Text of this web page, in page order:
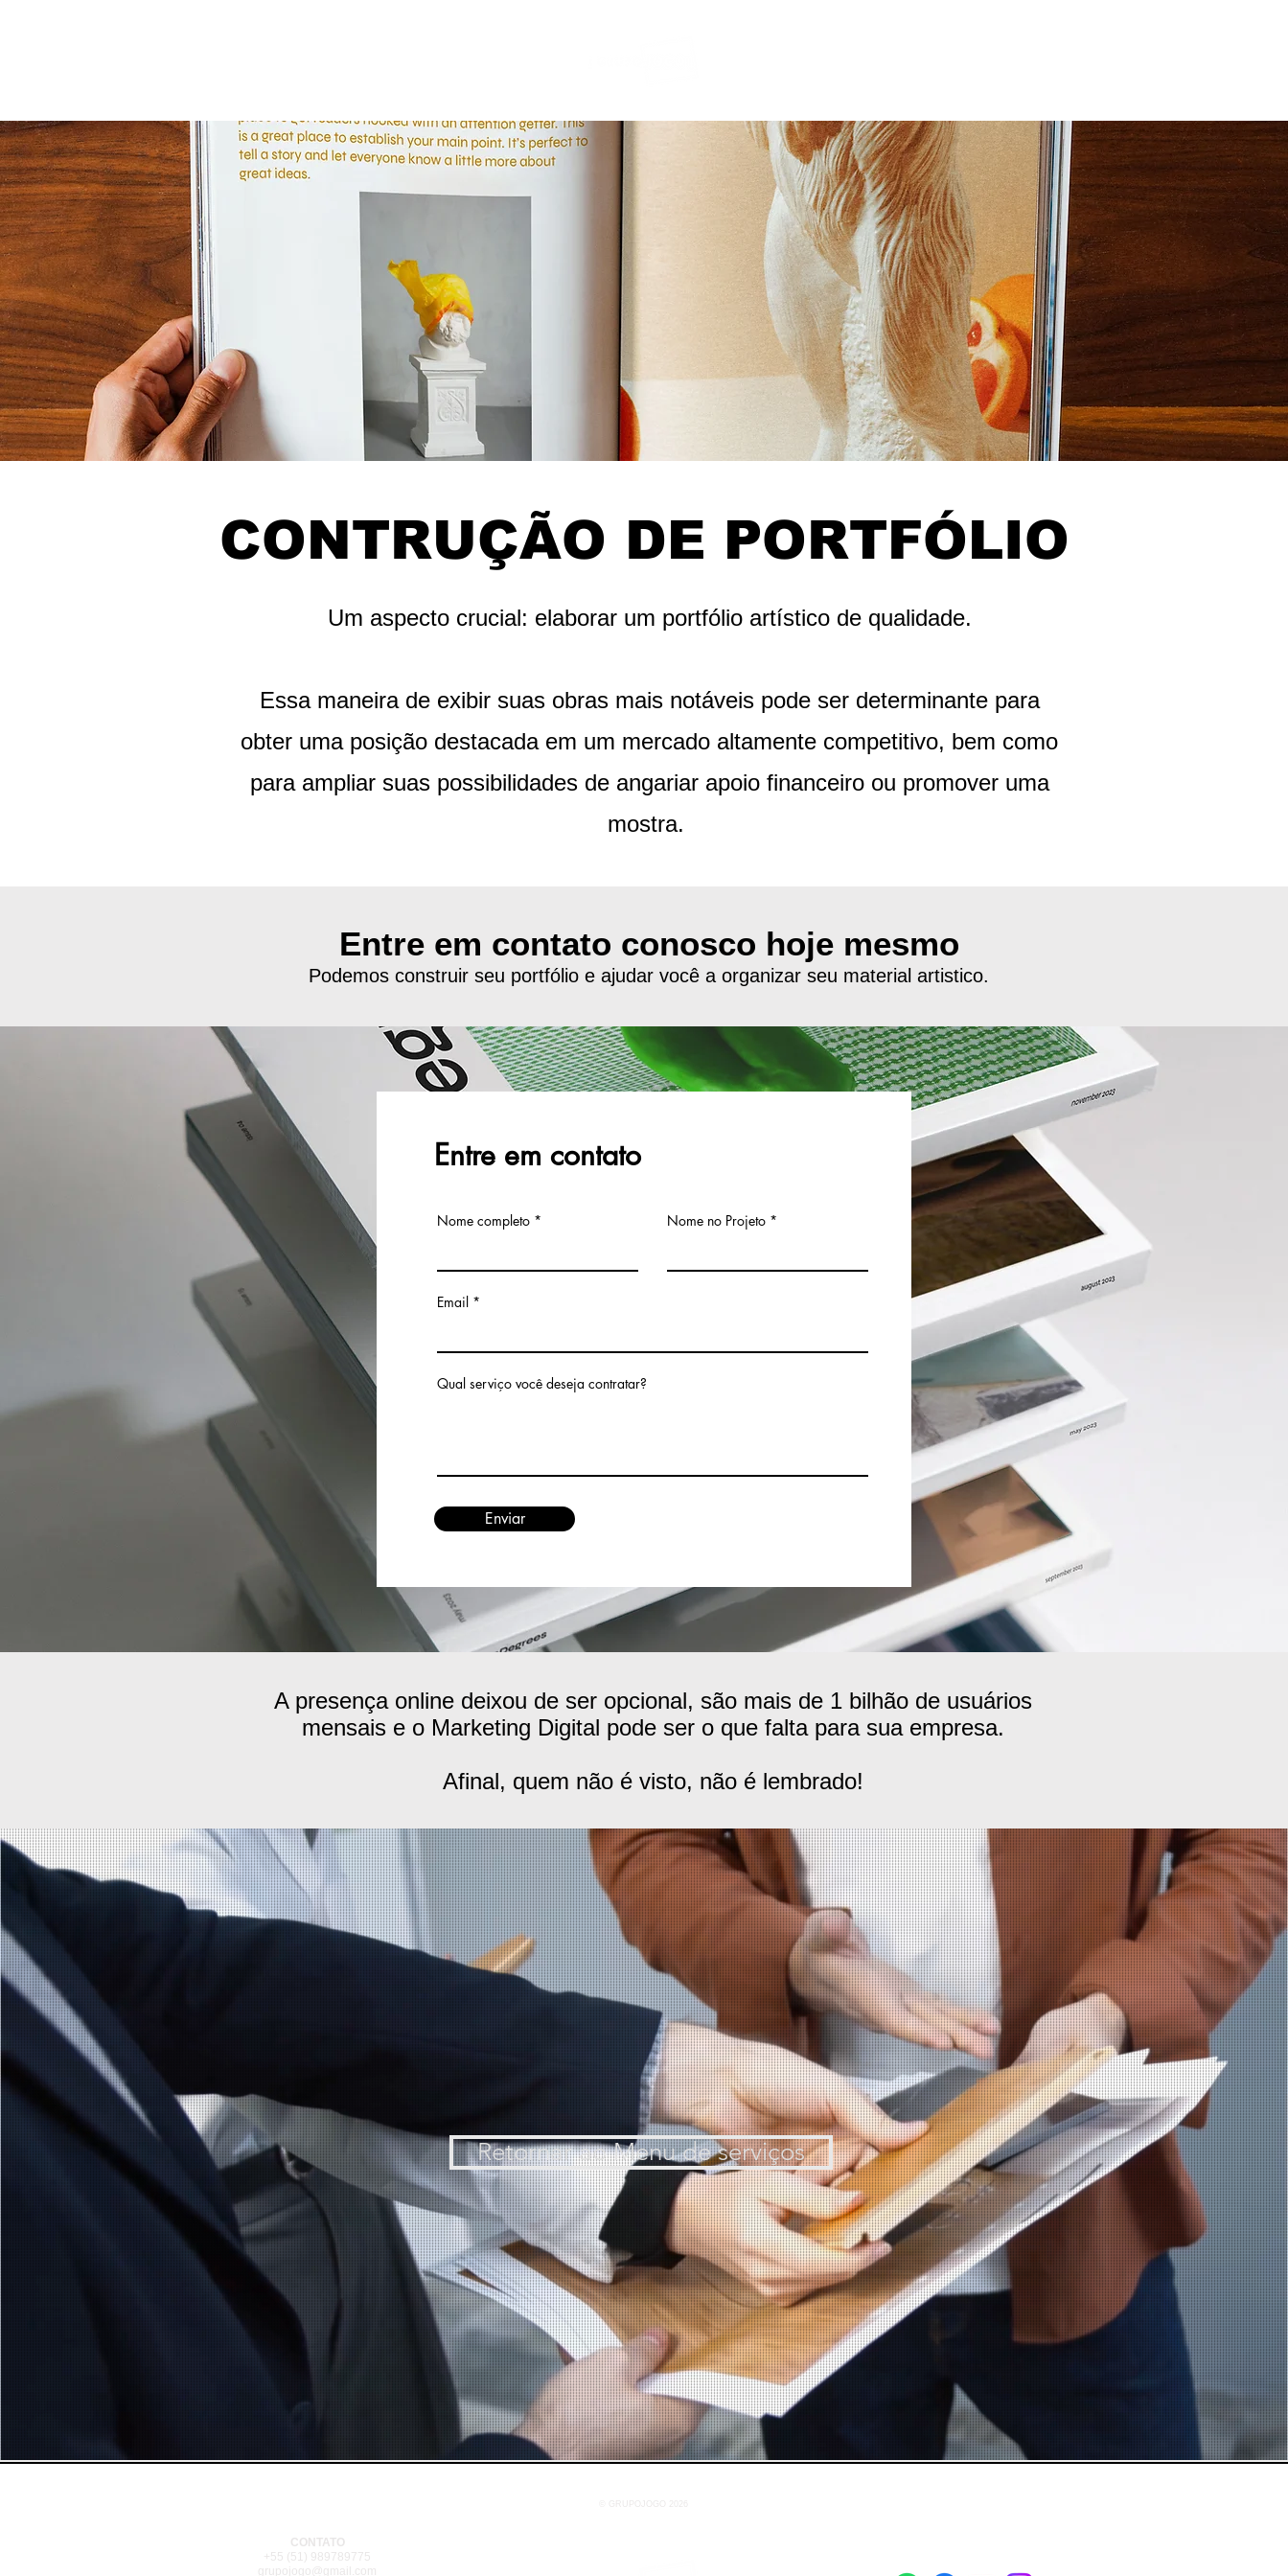
CONTRUÇÃO DE PORTFÓLIO
Um aspecto crucial: elaborar um portfólio artístico de qualidade.
Essa maneira de exibir suas obras mais notáveis ​​pode ser determinante para
obter uma posição destacada em um mercado altamente competitivo, bem como
para ampliar suas possibilidades de angariar apoio financeiro ou promover uma
mostra.
Entre em contato conosco hoje mesmo
Podemos construir seu portfólio e ajudar você a organizar seu material artistico.
Entre em contato
Nome completo Nome no Projeto
Email
Qual serviço você deseja contratar?
Enviar
A presença online deixou de ser opcional, são mais de 1 bilhão de usuários
mensais e o Marketing Digital pode ser o que falta para sua empresa.
Afinal, quem não é visto, não é lembrado!
Retornar ao Menu de serviços
CONTATO
+55 (51) 989789775
grupojogo@gmail.com